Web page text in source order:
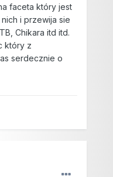
faceta który jest
i przewija sie
Chikara itd itd.
który z
serdecznie o